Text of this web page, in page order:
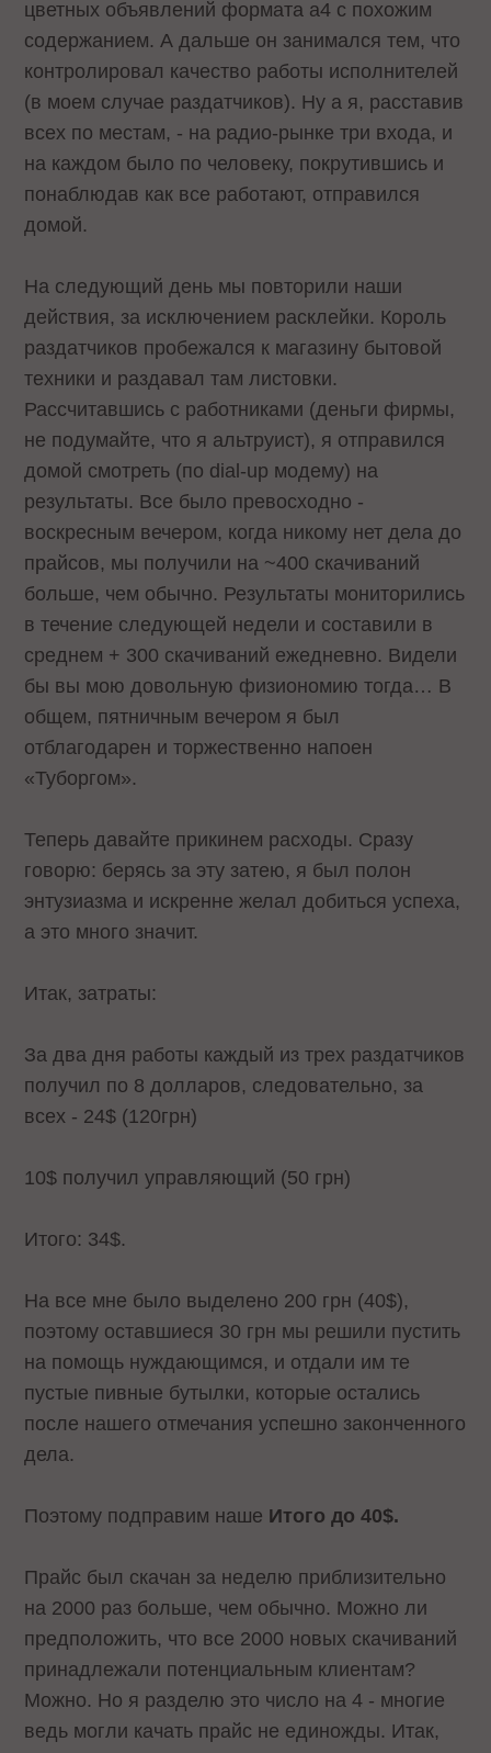
цветных объявлений формата a4 с похожим
содержанием. А дальше он занимался тем, что
контролировал качество работы исполнителей
(в моем случае раздатчиков). Ну а я, расставив
всех по местам, - на радио-рынке три входа, и
на каждом было по человеку, покрутившись и
понаблюдав как все работают, отправился
домой.
На следующий день мы повторили наши
действия, за исключением расклейки. Король
раздатчиков пробежался к магазину бытовой
техники и раздавал там листовки.
Рассчитавшись с работниками (деньги фирмы,
не подумайте, что я альтруист), я отправился
домой смотреть (по dial-up модему) на
результаты. Все было превосходно -
воскресным вечером, когда никому нет дела до
прайсов, мы получили на ~400 скачиваний
больше, чем обычно. Результаты мониторились
в течение следующей недели и составили в
среднем + 300 скачиваний ежедневно. Видели
бы вы мою довольную физиономию тогда… В
общем, пятничным вечером я был
отблагодарен и торжественно напоен
«Туборгом».
Теперь давайте прикинем расходы. Сразу
говорю: берясь за эту затею, я был полон
энтузиазма и искренне желал добиться успеха,
а это много значит.
Итак, затраты:
За два дня работы каждый из трех раздатчиков
получил по 8 долларов, следовательно, за
всех - 24$ (120грн)
10$ получил управляющий (50 грн)
Итого: 34$.
На все мне было выделено 200 грн (40$),
поэтому оставшиеся 30 грн мы решили пустить
на помощь нуждающимся, и отдали им те
пустые пивные бутылки, которые остались
после нашего отмечания успешно законченного
дела.
Поэтому подправим наше Итого до 40$.
Прайс был скачан за неделю приблизительно
на 2000 раз больше, чем обычно. Можно ли
предположить, что все 2000 новых скачиваний
принадлежали потенциальным клиентам?
Можно. Но я разделю это число на 4 - многие
ведь могли качать прайс не единожды. Итак,